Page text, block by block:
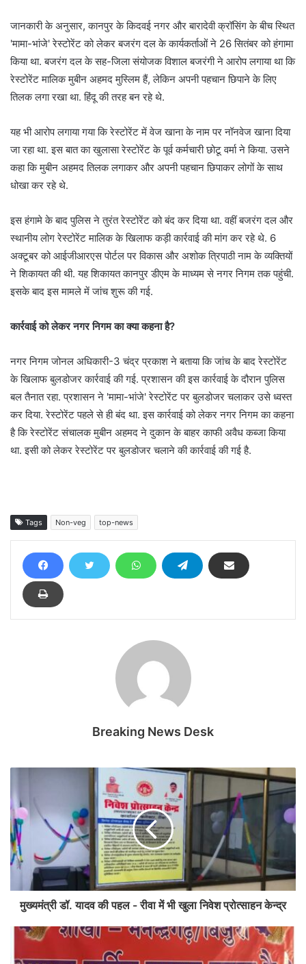
जानकारी के अनुसार, कानपुर के किदवई नगर और बारादेवी क्रॉसिंग के बीच स्थित
'मामा-भांजे' रेस्टोरेंट को लेकर बजरंग दल के कार्यकर्ताओं ने 26 सितंबर को हंगामा
किया था. बजरंग दल के सह-जिला संयोजक विशाल बजरंगी ने आरोप लगाया था कि
रेस्टोरेंट मालिक मुबीन अहमद मुस्लिम हैं, लेकिन अपनी पहचान छिपाने के लिए
तिलक लगा रखा था. हिंदू की तरह बन रहे थे.
यह भी आरोप लगाया गया कि रेस्टोरेंट में वेज खाना के नाम पर नॉनवेज खाना दिया
जा रहा था. इस बात का खुलासा रेस्टोरेंट के पूर्व कर्मचारी छोटू वर्मा ने किया. उसने
कहा कि मुबीन अहमद तिलक लगाकर और अपनी पहचान छिपाकर लोगों के साथ
धोखा कर रहे थे.
इस हंगामे के बाद पुलिस ने तुरंत रेस्टोरेंट को बंद कर दिया था. वहीं बजरंग दल और
स्थानीय लोग रेस्टोरेंट मालिक के खिलाफ कड़ी कार्रवाई की मांग कर रहे थे. 6
अक्टूबर को आईजीआरएस पोर्टल पर विकास और अशोक त्रिपाठी नाम के व्यक्तियों
ने शिकायत की थी. यह शिकायत कानपुर डीएम के माध्यम से नगर निगम तक पहुंची.
इसके बाद इस मामले में जांच शुरू की गई.
कार्रवाई को लेकर नगर निगम का क्या कहना है?
नगर निगम जोनल अधिकारी-3 चंद्र प्रकाश ने बताया कि जांच के बाद रेस्टोरेंट
के खिलाफ बुलडोजर कार्रवाई की गई. प्रशासन की इस कार्रवाई के दौरान पुलिस
बल तैनात रहा. प्रशासन ने 'मामा-भांजे' रेस्टोरेंट पर बुलडोजर चलाकर उसे ध्वस्त
कर दिया. रेस्टोरेंट पहले से ही बंद था. इस कार्रवाई को लेकर नगर निगम का कहना
है कि रेस्टोरेंट संचालक मुबीन अहमद ने दुकान के बाहर काफी अवैध कब्जा किया
था. इसी को लेकर रेस्टोरेंट पर बुलडोजर चलाने की कार्रवाई की गई है.
Tags Non-veg top-news
Breaking News Desk
मुख्यमंत्री डॉ. यादव की पहल - रीवा में भी खुला निवेश प्रोत्साहन केन्द्र